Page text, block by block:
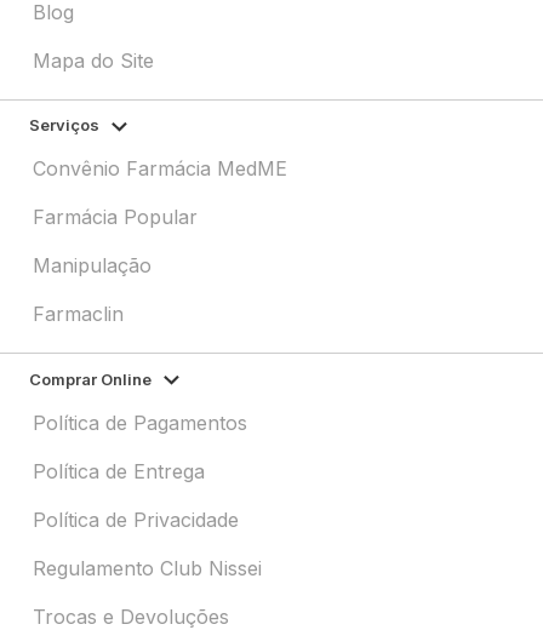
Blog
Mapa do Site
Serviços
Convênio Farmácia MedME
Farmácia Popular
Manipulação
Farmaclin
Comprar Online
Política de Pagamentos
Política de Entrega
Política de Privacidade
Regulamento Club Nissei
Trocas e Devoluções